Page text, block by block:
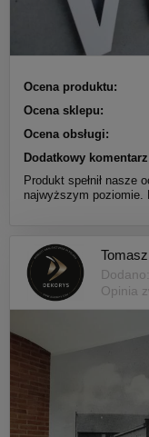
Ocena produktu:
Ocena sklepu:
Ocena obsługi:
Dodatkowy
Produkt spełnił nasze
najwyższym poziomie.
Tomasz
Opinia